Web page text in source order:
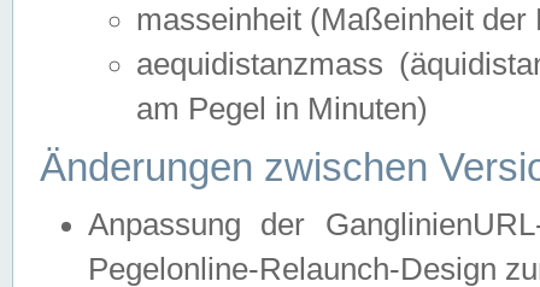
masseinheit (Maßeinheit der
aequidistanzmass
am Pegel in Minuten)
Änderungen zwischen
Anpassung der
Pegelonline-Relaunch-Design